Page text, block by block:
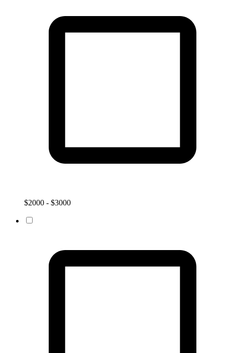
$2000 - $3000